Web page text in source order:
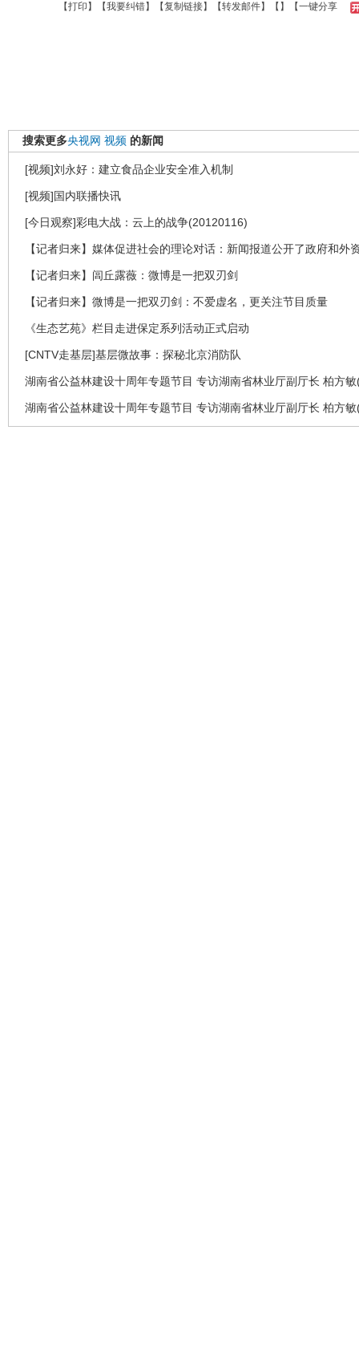
【打印 】【我要纠错】【复制链接】【转发邮件】【 】 【一键分享
搜索更多央视网 视频 的新闻
[视频]刘永好：建立食品企业安全准入机制
[视频]国内联播快讯
[今日观察]彩电大战：云上的战争(20120116)
【记者归来】媒体促进社会的理论对话：新闻报道公开了政府和外
【记者归来】闾丘露薇：微博是一把双刃剑
【记者归来】微博是一把双刃剑：不爱虚名，更关注节目质量
《生态艺苑》栏目走进保定系列活动正式启动
[CNTV走基层]基层微故事：探秘北京消防队
湖南省公益林建设十周年专题节目 专访湖南省林业厅副厅长 柏方
湖南省公益林建设十周年专题节目 专访湖南省林业厅副厅长 柏方